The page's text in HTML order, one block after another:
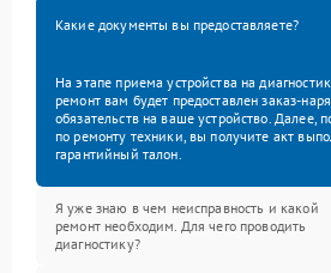
Какие документы вы предоставляете?
На этапе приема устройства на
ремонт вам будет предоставлен заказ-
обязательств на ваше устройство. Далее,
по ремонту техники, вы получите акт
гарантийный талон.
Я уже знаю в чем неисправность и какой
ремонт необходим. Для чего проводить
диагностику?